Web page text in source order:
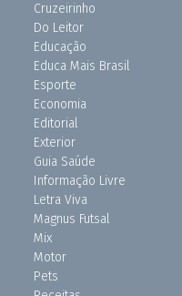
Cruzeirinho
Do Leitor
Educação
Educa Mais Brasil
Esporte
Economia
Editorial
Exterior
Guia Saúde
Informação Livre
Letra Viva
Magnus Futsal
Mix
Motor
Pets